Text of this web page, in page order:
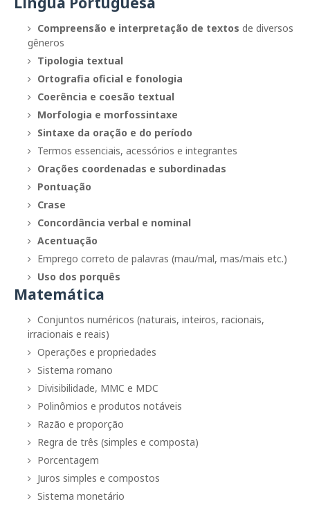
Compreensão e interpretação de textos de diversos
gêneros
Tipologia textual
Ortografia oficial e fonologia
Coerência e coesão textual
Morfologia e morfossintaxe
Sintaxe da oração e do período
Termos essenciais, acessórios e integrantes
Orações coordenadas e subordinadas
Pontuação
Crase
Concordância verbal e nominal
Acentuação
Emprego correto de palavras (mau/mal, mas/mais etc.)
Uso dos porquês
Matemática
Conjuntos numéricos (naturais, inteiros, racionais,
irracionais e reais)
Operações e propriedades
Sistema romano
Divisibilidade, MMC e MDC
Polinômios e produtos notáveis
Razão e proporção
Regra de três (simples e composta)
Porcentagem
Juros simples e compostos
Sistema monetário